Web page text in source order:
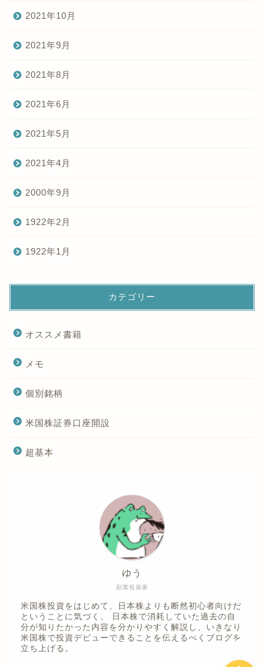
2021年10月
2021年9月
2021年8月
2021年6月
2021年5月
2021年4月
2000年9月
1922年2月
1922年1月
カテゴリー
オススメ書籍
メモ
個別銘柄
米国株証券口座開設
超基本
副業投資家
ゆう
米国株投資をはじめて、日本株よりも断然初心者向けだ
ということに気づく。 日本株で消耗していた過去の自
分が知りたかった内容を分かりやすく解説し、いきなり
米国株で投資デビューできることを伝えるべくブログを
立ち上げる。
プライバシーポリシー
お問い合わせ